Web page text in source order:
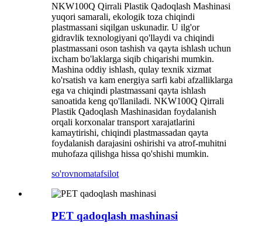
NKW100Q Qirrali Plastik Qadoqlash Mashinasi
yuqori samarali, ekologik toza chiqindi
plastmassani siqilgan uskunadir. U ilg'or
gidravlik texnologiyani qo'llaydi va chiqindi
plastmassani oson tashish va qayta ishlash uchun
ixcham bo'laklarga siqib chiqarishi mumkin.
Mashina oddiy ishlash, qulay texnik xizmat
ko'rsatish va kam energiya sarfi kabi afzalliklarga
ega va chiqindi plastmassani qayta ishlash
sanoatida keng qo'llaniladi. NKW100Q Qirrali
Plastik Qadoqlash Mashinasidan foydalanish
orqali korxonalar transport xarajatlarini
kamaytirishi, chiqindi plastmassadan qayta
foydalanish darajasini oshirishi va atrof-muhitni
muhofaza qilishga hissa qo'shishi mumkin.
so'rovnomatafsilot
PET qadoqlash mashinasi